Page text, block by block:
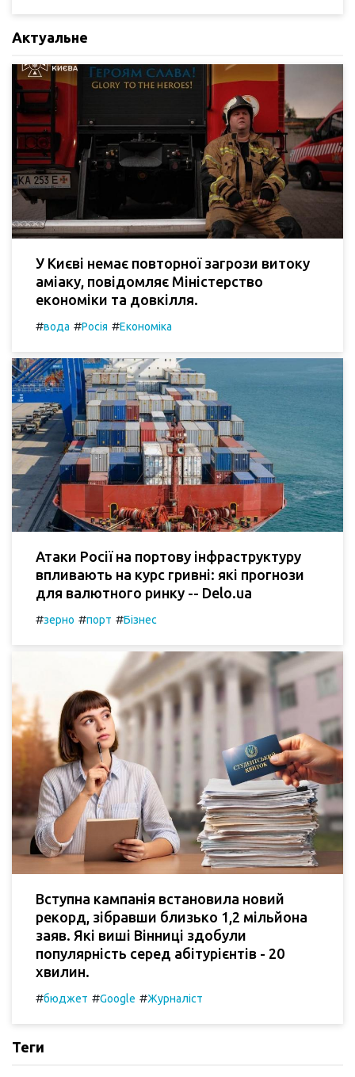
Актуальне
У Києві немає повторної загрози витоку
аміаку, повідомляє Міністерство
економіки та довкілля.
#вода #Росія #Економіка
Атаки Росії на портову інфраструктуру
впливають на курс гривні: які прогнози
для валютного ринку -- Delo.ua
#зерно #порт #Бізнес
Вступна кампанія встановила новий
рекорд, зібравши близько 1,2 мільйона
заяв. Які виші Вінниці здобули
популярність серед абітурієнтів - 20
хвилин.
#бюджет #Google #Журналіст
Теги